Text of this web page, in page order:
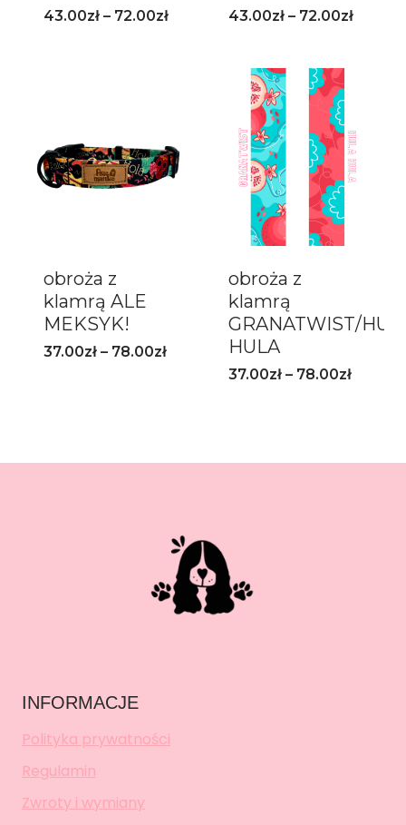
43.00zł – 72.00zł 43.00zł – 72.00zł
obroża z
klamrą ALE
MEKSYK!
37.00zł – 78.00zł
obroża z
klamrą
GRANATWIST/
HULA
37.00zł – 78.00zł
INFORMACJE
Polityka prywatności
Regulamin
Zwroty i wymiany